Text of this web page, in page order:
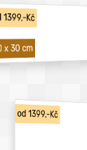
1399,-Kč
x 30 cm
od 1399,-Kč